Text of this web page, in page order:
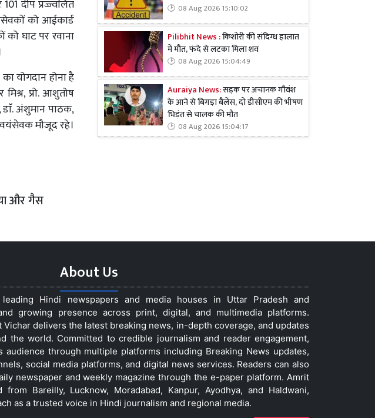
दीप प्रज्ज्वलित
को आईकार्ड
घाट पर रवाना
योगदान होना है
प्रो. आशुतोष
डाॅ. अंशुमान पाठक,
मौजूद रहे।
और गैस
08 Aug 2026 15:10:02
Pilibhit News :किशोरी की संदिग्ध हालात
में मौत, फंदे से लटका मिला शव
08 Aug 2026 15:04:49
Auraiya News:सड़क पर अचानक गौवंश
के आने से बिगड़ा बैलेंस, दो डीसीएम की भीषण
भिड़ंत से चालक की मौत
08 Aug 2026 15:04:17
About Us
Hindi newspapers and media houses in Uttar Pradesh and
growing presence across print, digital, and multimedia platforms.
delivers the latest breaking news, in-depth coverage, and updates
the world. Committed to credible journalism and reader engagement,
through multiple platforms including Breaking News updates,
social media platforms, and digital news services. Readers can also
newspaper and weekly magazine through the e-paper platform. Amrit
Bareilly, Lucknow, Moradabad, Kanpur, Ayodhya, and Haldwani,
as a trusted voice in Hindi journalism and regional media.